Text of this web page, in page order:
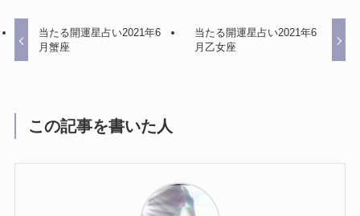
当たる開運星占い2021年6
月蟹座
当たる開運星占い2021年6
月乙女座
この記事を書いた人